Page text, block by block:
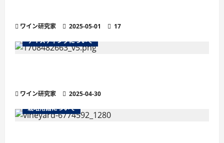
ワイン研究家 2025-05-01
17
テイスティングについて
ワイン研究家
2025-04-30
栽培用語について